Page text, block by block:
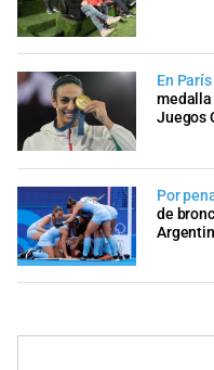
En París
medalla
Juegos
Por
de